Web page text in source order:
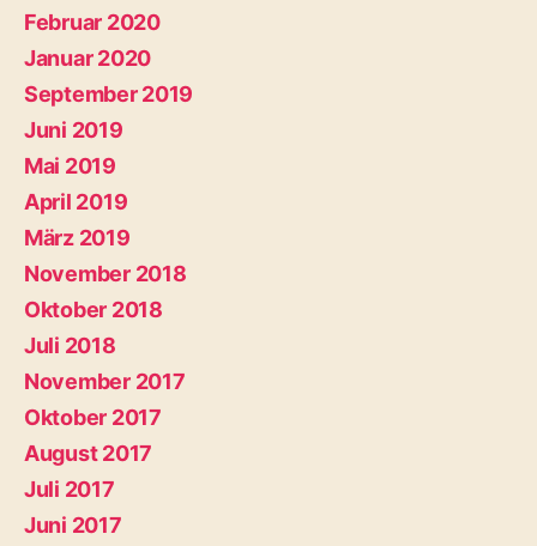
Februar 2020
Januar 2020
September 2019
Juni 2019
Mai 2019
April 2019
März 2019
November 2018
Oktober 2018
Juli 2018
November 2017
Oktober 2017
August 2017
Juli 2017
Juni 2017